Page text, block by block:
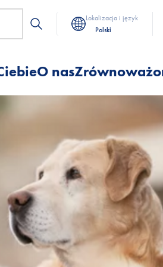
Lokalizacja i język
Polski
O nas